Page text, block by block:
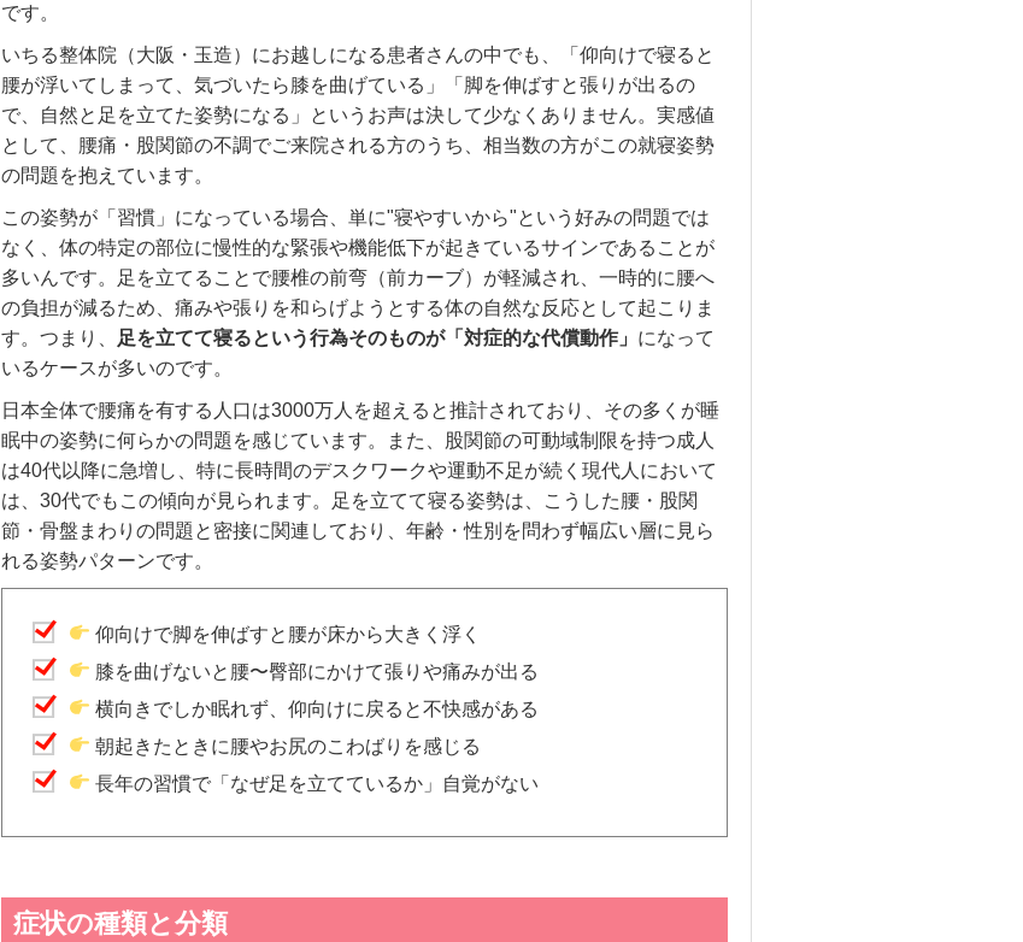
です。
いちる整体院（大阪・玉造）にお越しになる患者さんの中でも、「仰向けで寝ると
腰が浮いてしまって、気づいたら膝を曲げている」「脚を伸ばすと張りが出るの
で、自然と足を立てた姿勢になる」というお声は決して少なくありません。実感値
として、腰痛・股関節の不調でご来院される方のうち、相当数の方がこの就寝姿勢
の問題を抱えています。
この姿勢が「習慣」になっている場合、単に"寝やすいから"という好みの問題では
なく、体の特定の部位に慢性的な緊張や機能低下が起きているサインであることが
多いんです。足を立てることで腰椎の前弯（前カーブ）が軽減され、一時的に腰へ
の負担が減るため、痛みや張りを和らげようとする体の自然な反応として起こりま
す。つまり、
足を立てて寝るという行為そのものが「対症的な代償動作」 になって
いるケースが多いのです。
日本全体で腰痛を有する人口は3000万人を超えると推計されており、その多くが睡
眠中の姿勢に何らかの問題を感じています。また、股関節の可動域制限を持つ成人
は40代以降に急増し、特に長時間のデスクワークや運動不足が続く現代人において
は、30代でもこの傾向が見られます。足を立てて寝る姿勢は、こうした腰・股関
節・骨盤まわりの問題と密接に関連しており、年齢・性別を問わず幅広い層に見ら
れる姿勢パターンです。
仰向けで脚を伸ばすと腰が床から大きく浮く
膝を曲げないと腰〜臀部にかけて張りや痛みが出る
横向きでしか眠れず、仰向けに戻ると不快感がある
朝起きたときに腰やお尻のこわばりを感じる
長年の習慣で「なぜ足を立てているか」自覚がない
症状の種類と分類